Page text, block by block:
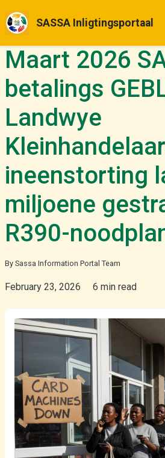
SASSA Inligtingsportaal
Tuisblad
Betalingsdatums
Status Kontrole
Appèlle
Nuus & Opdaterings
Meer
Afrikaans
Maart 2026
betalings
Landwye
ineenstorting
miljoene
R390-
By Sassa Information Portal Team
February 23, 2026 6 min read